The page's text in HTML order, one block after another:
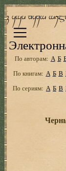
По авторам: А Б
По книгам: А Б В
По сериям: А Б В